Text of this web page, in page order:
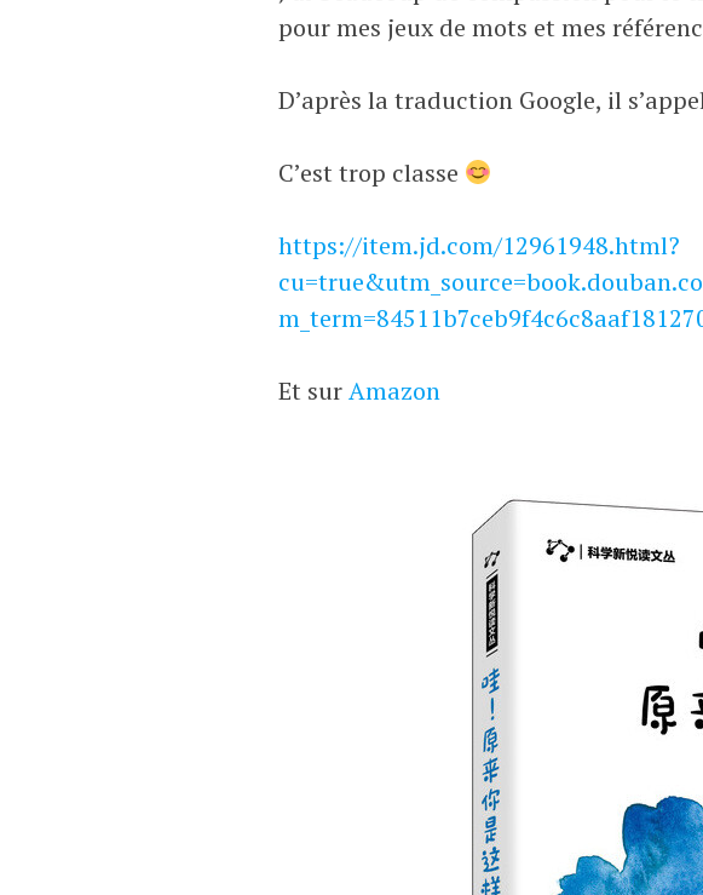
pour mes jeux de mots et mes
D’après la traduction Google, il
C’est trop classe
https://item.jd.com/12961948.html?
Et surAmazon